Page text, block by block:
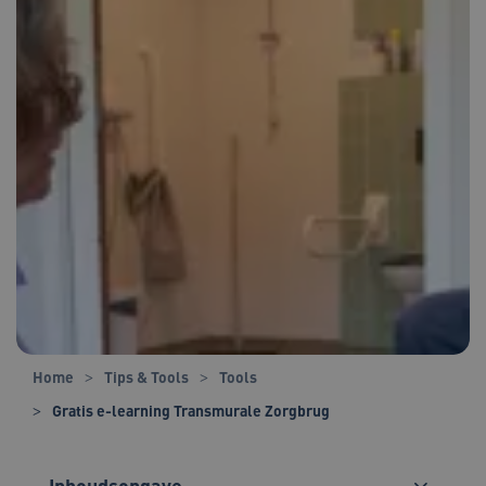
Home Tips & Tools
Tools
Gratis e-learning Transmurale Zorgbrug